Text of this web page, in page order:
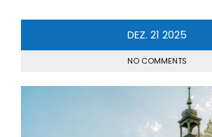
DEZ. 21 2025
NO COMMENTS